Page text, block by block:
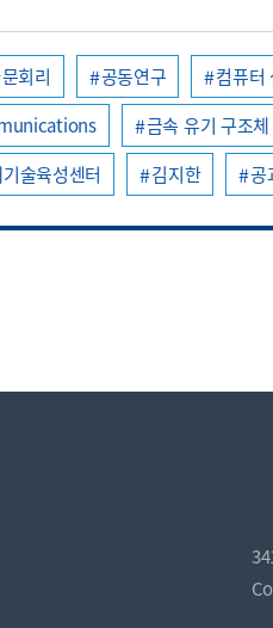
문회리 공동연구 컴퓨터
금속 유기 구조체
술육성센터
김지한 공